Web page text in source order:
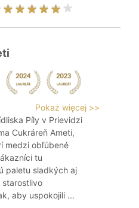
Pokaż więcej >>
Píly v Prievidzi
Cukráreň Ameti,
medzi obľúbené
tu
paletu sladkých aj
aby uspokojili ...